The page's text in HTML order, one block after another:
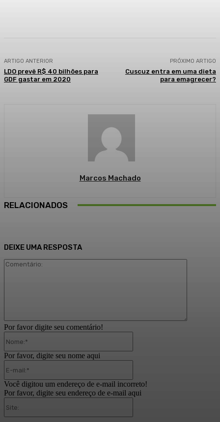
ARTIGO ANTERIOR
LDO prevê R$ 40 bilhões para
GDF gastar em 2020
PRÓXIMO ARTIGO
Cuscuz entra em uma dieta
para emagrecer?
Marcos Machado
RELACIONADOS
DEIXE UMA RESPOSTA
Por favor digite seu comentário!
Por favor, digite seu nome aqui
Você digitou um endereço de e-mail incorreto!
Por favor, digite seu endereço de e-mail aqui